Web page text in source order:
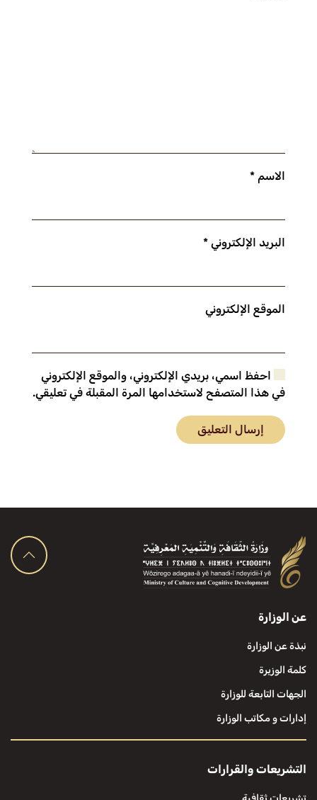
الاسم *
البريد الإلكتروني *
الموقع الإلكتروني
احفظ اسمي، بريدي الإلكتروني، والموقع الإلكتروني
في هذا المتصفح لاستخدامها المرة المقبلة في تعليقي.
إرسال التعليق
عن الوزارة
نبذة عن الوزارة
كلمة الوزيرة
الجهات التابعة للوزارة
إدارات و مكاتب الوزارة
التشريعات والقرارات